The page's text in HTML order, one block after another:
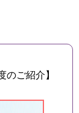
のご紹介】